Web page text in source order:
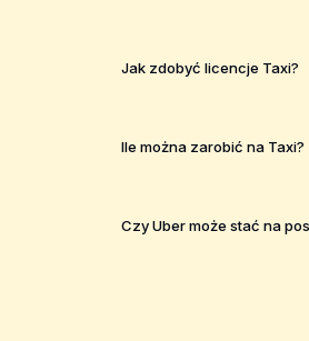
Jak zdobyć licencje Taxi?
Ile można zarobić na Taxi?
Czy Uber może stać na